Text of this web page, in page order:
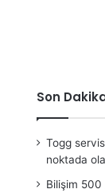
Son
Togg
noktada
Bilişim 500